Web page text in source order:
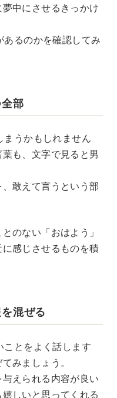
中にさせるきっかけ
るのかを確認してみ
部
まうかもしれません
も、文字で見ると男
敢えて言うという部
のない「おはよう」
感じさせるものを積
混ぜる
ことをよく話します
みましょう。
えられる内容が良い
しいと思ってくれる